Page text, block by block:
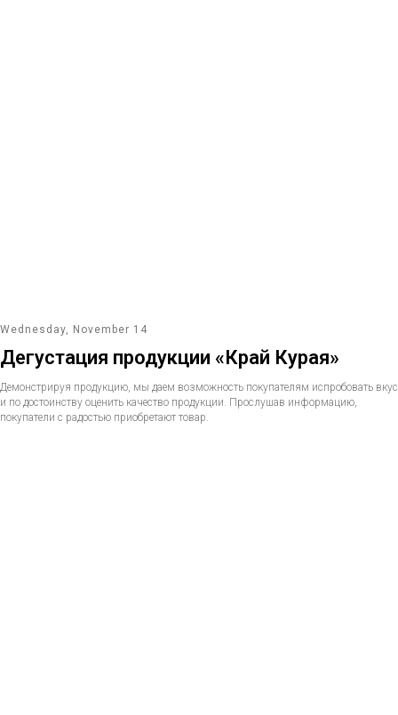
Wednesday, November 14
Дегустация продукции «Край Курая»
Демонстрируя продукцию, мы даем возможность покупателям испробовать вкус
и по достоинству оценить качество продукции. Прослушав информацию,
покупатели с радостью приобретают товар.